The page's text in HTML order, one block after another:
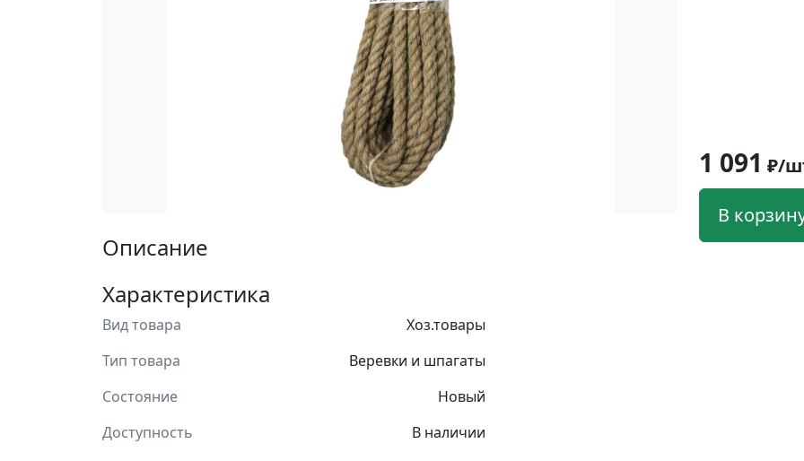
Описание
Характеристика
Вид товара
Хоз.товары
Тип товара
Веревки и шпагаты
Состояние
Новый
Доступность
В наличии
1 091 ₽/
В